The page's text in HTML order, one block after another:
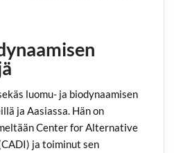
luomu- ja biodynaamisen
ja Aasiassa. Hän on
Center for Alternative
ja toiminut sen